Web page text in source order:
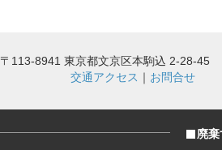
〒113-8941 東京都文京区本駒込 2-28-45
交通アクセス ｜ お問合せ
廃棄